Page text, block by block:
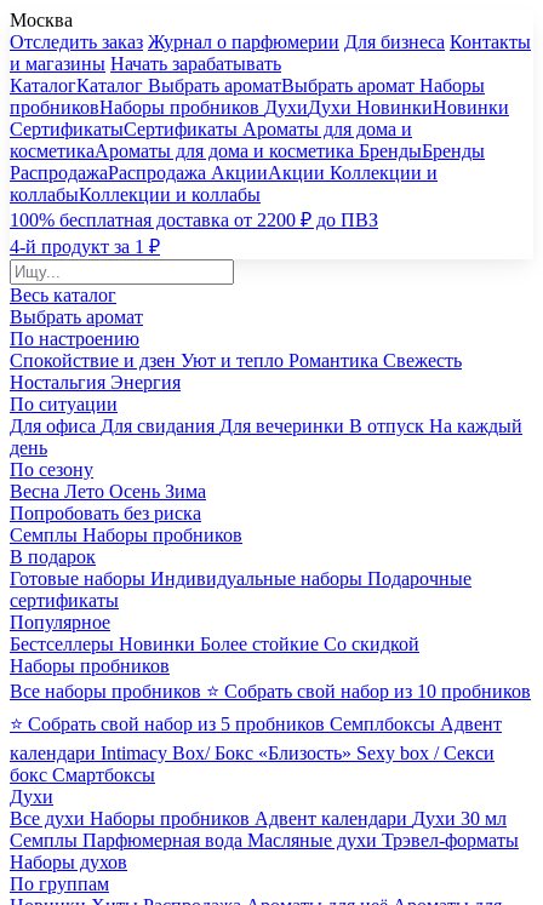
Москва
Отследить заказ Журнал о парфюмерии Для бизнеса Контакты
и магазины Начать зарабатывать
КаталогКаталог Выбрать ароматВыбрать аромат Наборы
пробниковНаборы пробников ДухиДухи НовинкиНовинки
СертификатыСертификаты Ароматы для дома и
косметикаАроматы для дома и косметика БрендыБренды
РаспродажаРаспродажа АкцииАкции Коллекции и
коллабыКоллекции и коллабы
100% бесплатная доставка от 2200 ₽ до ПВЗ
4-й продукт за 1 ₽
Весь каталог
Выбрать аромат
По настроению
Спокойствие и дзен Уют и тепло Романтика Свежесть
Ностальгия Энергия
По ситуации
Для офиса Для свидания Для вечеринки В отпуск На каждый
день
По сезону
Весна Лето Осень Зима
Попробовать без риска
Семплы Наборы пробников
В подарок
Готовые наборы Индивидуальные наборы Подарочные
сертификаты
Популярное
Бестселлеры Новинки Более стойкие Со скидкой
Наборы пробников
Все наборы пробников ⭐ Собрать свой набор из 10 пробников
⭐ Собрать свой набор из 5 пробников Семплбоксы Адвент
календари Intimacy Box/ Бокс «Близость» Sexy box / Секси
бокс Смартбоксы
Духи
Все духи Наборы пробников Адвент календари Духи 30 мл
Семплы Парфюмерная вода Масляные духи Трэвел-форматы
Наборы духов
По группам